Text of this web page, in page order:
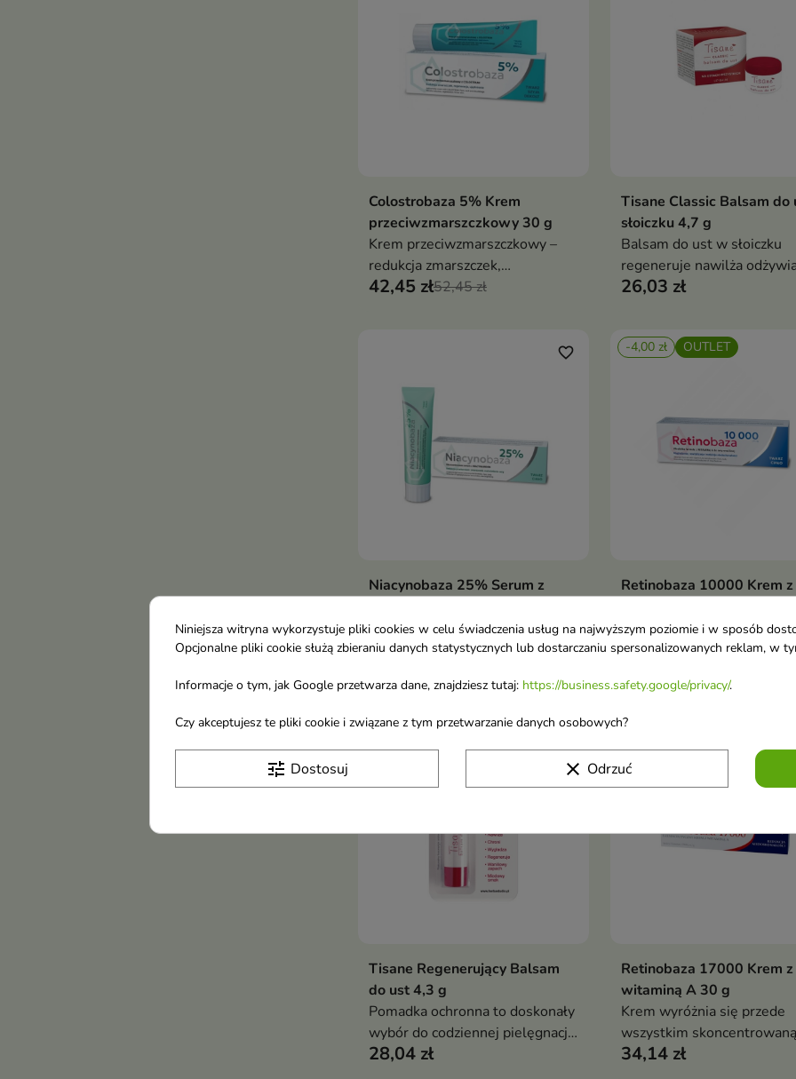
Dodaj do koszyka
Colostrobaza 5% Krem
przeciwzmarszczkowy 30 g
Krem przeciwzmarszczkowy –
redukcja zmarszczek,
wygładzenie, ujędrnienie i
42,45 zł52,45 zł
Dodaj do
Tisane Classic Balsam do
słoiczku 4,7 g
Balsam do ust w słoiczku
regeneruje nawilża
łagodzi spierzchnięte usta
26,03 zł
Dodaj do koszyka
favorite_border
Niacynobaza 25% Serum z
Skoncentrowana pielęgnacja dla
skóry wymagającej regeneracji,
-4,00 zł OUTLET
Dodaj do
Retinobaza 10000 Krem z
Zaawansowana, lekka
pielęgnacja skóry suchej,
A
Dodaj do koszyka
Tisane Regenerujący Balsam
do ust 4,3 g
Pomadka ochronna to doskonały
wybór do codziennej pielęgnacji
ust
28,04 zł
 Dodaj do
Retinobaza 17000 Krem z
witaminą A 30 g
Krem wyróżnia się przede
wszystkim skoncentrowaną
formułą zawierającą
34,14 zł
Niniejsza witryna wykorzystuje pliki cookies w celu świadczenia usług na najwyższym poziomie i w sposób
Opcjonalne pliki cookie służą zbieraniu danych statystycznych lub dostarczaniu spersonalizowanych reklam, w
Informacje o tym, jak Google przetwarza dane, znajdziesz tutaj: https://business.safety.google/privacy/.
Czy akceptujesz te pliki cookie i związane z tym przetwarzanie danych osobowych?
tune Dostosuj clear Odrzuć